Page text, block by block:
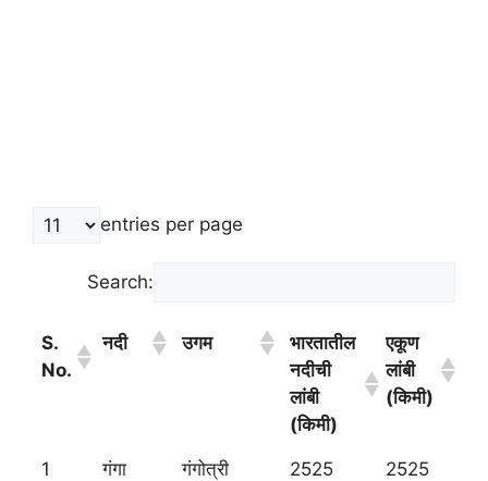
entries per page
Search:
S.
No.
नदी उगम
भारतातील
नदीची
लांबी
(किमी)
एकूण
लांबी
(किमी)
1 गंगा
गंगोत्री
2525 2525